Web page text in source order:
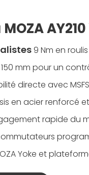
9 Nm en
150 mm pour un
directe avec
en acier renforcé
rapide du
Yoke et